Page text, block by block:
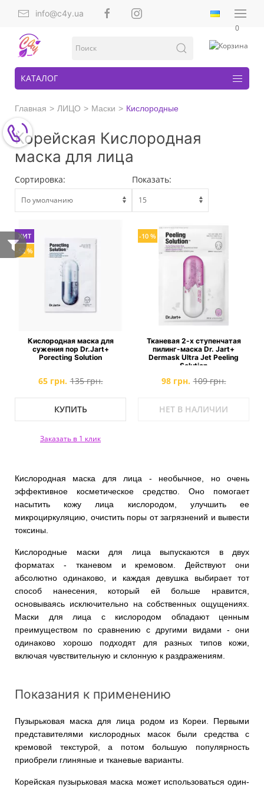
info@c4y.ua
0
КАТАЛОГ
Главная ЛИЦО Маски Кислородные
Корейская Кислородная
маска для лица
Сортировка: Показать:
ХИТ
-52 %
Кислородная маска для
сужения пор Dr.Jart+
Porecting Solution
65 грн. 135 грн.
КУПИТЬ
Заказать в 1 клик
-10 %
Тканевая 2-х ступенчатая
пилинг-маска Dr. Jart+
Dermask Ultra Jet Peeling
Solution
98 грн. 109 грн.
НЕТ В НАЛИЧИИ
Кислородная маска для лица - необычное, но очень
эффективное косметическое средство. Оно помогает
насытить кожу лица кислородом, улучшить ее
микроциркуляцию, очистить поры от загрязнений и вывести
токсины.
Кислородные маски для лица выпускаются в двух
форматах - тканевом и кремовом. Действуют они
абсолютно одинаково, и каждая девушка выбирает тот
способ нанесения, который ей больше нравится,
основываясь исключительно на собственных ощущениях.
Маски для лица с кислородом обладают ценным
преимуществом по сравнению с другими видами - они
одинаково хорошо подходят для разных типов кожи,
включая чувствительную и склонную к раздражениям.
Показания к применению
Пузырьковая маска для лица родом из Кореи. Первыми
представителями кислородных масок были средства с
кремовой текстурой, а потом большую популярность
приобрели глиняные и тканевые варианты.
Корейская пузырьковая маска может использоваться один-